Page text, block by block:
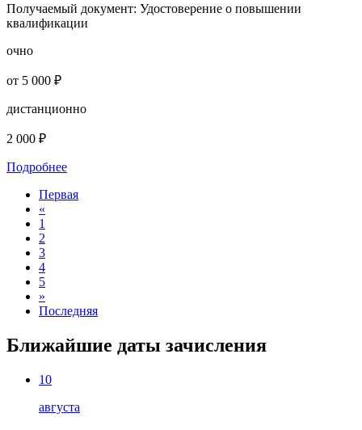
Получаемый документ: Удостоверение о повышении
квалификации
очно
от 5 000 ₽
дистанционно
2 000 ₽
Подробнее
Первая
«
1
2
3
4
5
»
Последняя
Ближайшие даты зачисления
10
августа